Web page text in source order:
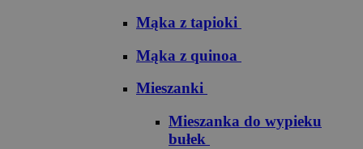
Mąka z tapioki
Mąka z quinoa
Mieszanki
Mieszanka do wypieku
bułek